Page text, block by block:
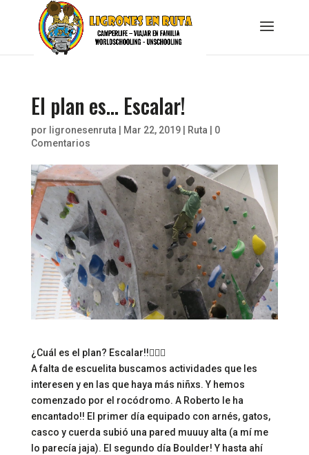
El plan es… Escalar!
por ligronesenruta Mar 22, 2019| Ruta
0
Comentarios
¿Cuál es el plan? Escalar!!🧗🏻‍♂️
A falta de escuelita buscamos actividades que les
interesen y en las que haya más niñxs. Y hemos
comenzado por el rocódromo. A Roberto le ha
encantado!! El primer día equipado con arnés, gatos,
casco y cuerda subió una pared muuuy alta (a mí me
lo parecía jaja). El segundo día Boulder! Y hasta ahí